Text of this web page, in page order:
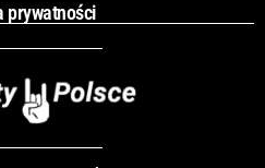
prywatności